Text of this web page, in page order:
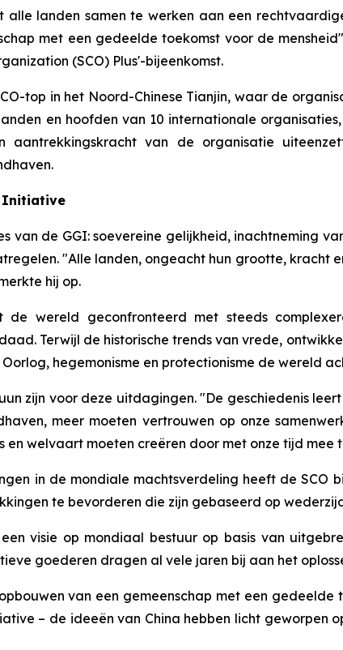
landen samen te werken aan een
met een gedeelde toekomst voor de
(SCO) Plus'-bijeenkomst.
top in het Noord-Chinese Tianjin, waar de
en hoofden van 10 internationale
aantrekkingskracht van de organisatie
Initiative
van de GGI: soevereine gelijkheid, inachtneming
"Alle landen, ongeacht hun grootte, kracht
hij op.
wereld geconfronteerd met steeds
Terwijl de historische trends van vrede,
hegemonisme en protectionisme de wereld
zijn voor deze uitdagingen. "De geschiedenis
meer moeten vertrouwen op onze
en welvaart moeten creëren door met onze tijd mee
in de mondiale machtsverdeling heeft de
te bevorderen die zijn gebaseerd op
visie op mondiaal bestuur op basis van
goederen dragen al vele jaren bij aan het
van een gemeenschap met een
– de ideeën van China hebben licht